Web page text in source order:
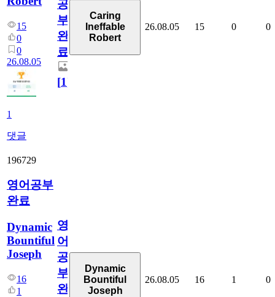
15
0
0
26.08.05
1
댓글
공
부
완
료
[1]
Caring
Ineffable
Robert
26.08.05 15 0 0
196729
영어공부
완료
Dynamic
Bountiful
Joseph
16
1
영
어
공
부
완
Dynamic
Bountiful
Joseph
26.08.05 16 1 0